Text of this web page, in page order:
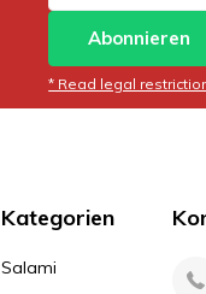
Abonnieren
* Read legal
Kategorien
Salami